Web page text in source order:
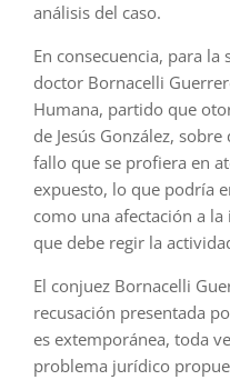
análisis del caso.
En consecuencia, para
doctor Bornacelli
Humana, partido que
de Jesús González,
fallo que se profiera en
expuesto, lo que podría
como una afectación a
que debe regir la
El conjuez Bornacelli
recusación presentada
es extemporánea, toda
problema jurídico